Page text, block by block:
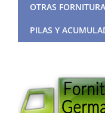
OTRAS
PILAS Y